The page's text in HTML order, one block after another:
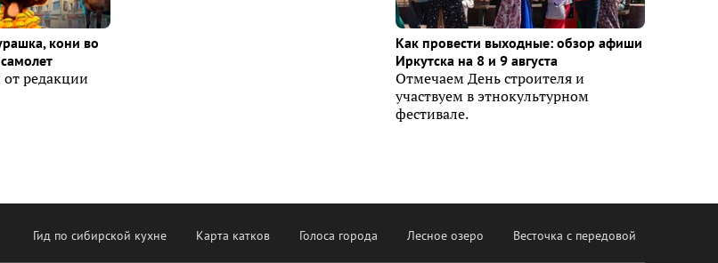
кони во
редакции
Как провести выходные: обзор афиши
Иркутска на 8 и 9 августа
Отмечаем День строителя и
участвуем в этнокультурном
фестивале.
Гид по сибирской кухне Карта катков Голоса города Лесное озеро Весточка с передовой